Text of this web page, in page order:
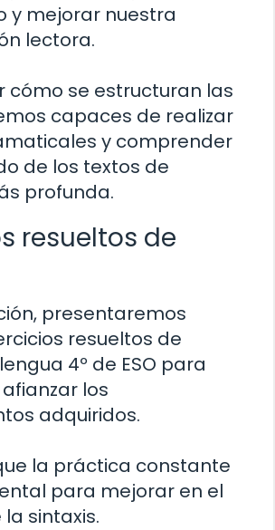
y mejorar nuestra
lectora.
cómo se estructuran las
capaces de realizar
y comprender
de los textos de
profunda.
resueltos de
presentaremos
resueltos de
4º de ESO para
los
adquiridos.
la práctica constante
para mejorar en el
sintaxis.